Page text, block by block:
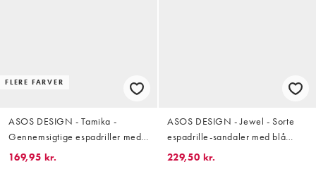
FLERE FARVER
ASOS DESIGN - Tamika -
Gennemsigtige espadriller med
kilehæl
169,95 kr.
ASOS DESIGN - Jewel - Sorte
espadrille-sandaler med blå
marmorsten
229,50 kr.